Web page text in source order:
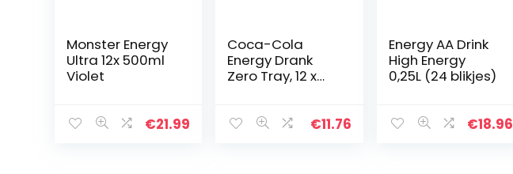
Monster Energy
Ultra 12x 500ml
Violet
€21.99
Coca-Cola
Energy Drank
Zero Tray, 12 x
€11.76
Energy AA Drink
High Energy
0,25L (24 blikjes)
€18.96